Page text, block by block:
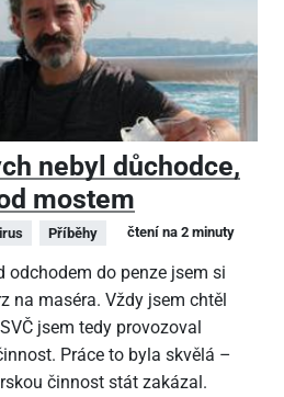
nebyl důchodce,
mostem
Příběhy čtení na 2 minuty
odchodem do penze jsem si
na maséra. Vždy jsem chtěl
jsem tedy provozoval
Práce to byla skvělá –
činnost stát zakázal.